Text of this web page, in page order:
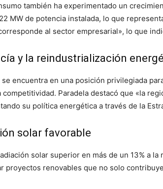
también ha experimentado un
MW de potencia instalada, lo que
al sector empresarial», lo que
y la reindustrialización
se encuentra en una posición privilegiada
competitividad. Paradela destacó que «la
su política energética a través de la
solar favorable
solar superior en más de un 13% a
proyectos renovables que no solo